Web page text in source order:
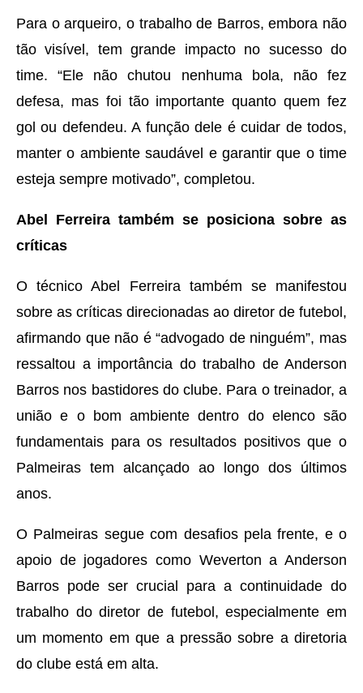
Para o arqueiro, o trabalho de Barros, embora não
tão visível, tem grande impacto no sucesso do
time. “Ele não chutou nenhuma bola, não fez
defesa, mas foi tão importante quanto quem fez
gol ou defendeu. A função dele é cuidar de todos,
manter o ambiente saudável e garantir que o time
esteja sempre motivado”, completou.
Abel Ferreira também se posiciona sobre as
críticas
O técnico Abel Ferreira também se manifestou
sobre as críticas direcionadas ao diretor de futebol,
afirmando que não é “advogado de ninguém”, mas
ressaltou a importância do trabalho de Anderson
Barros nos bastidores do clube. Para o treinador, a
união e o bom ambiente dentro do elenco são
fundamentais para os resultados positivos que o
Palmeiras tem alcançado ao longo dos últimos
anos.
O Palmeiras segue com desafios pela frente, e o
apoio de jogadores como Weverton a Anderson
Barros pode ser crucial para a continuidade do
trabalho do diretor de futebol, especialmente em
um momento em que a pressão sobre a diretoria
do clube está em alta.